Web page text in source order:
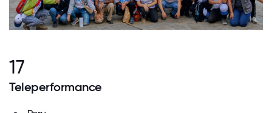
17
Teleperformance